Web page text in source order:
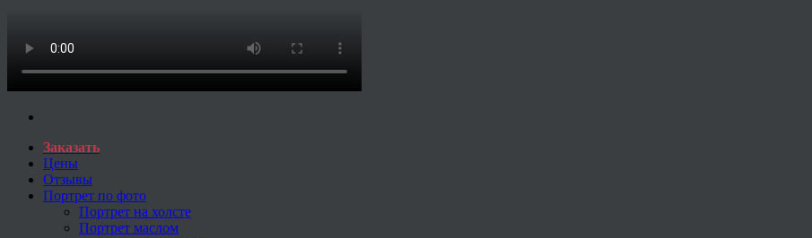
Заказать
Цены
Отзывы
Портрет по фото
Портрет на холсте
Портрет маслом